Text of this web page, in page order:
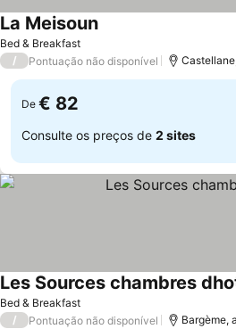
Bed & Breakfast
La MeisounVer preços
/ Pontuação não disponível
De € 82
Consulte os preços de 2 sites
Bed & Breakfast
Les Sources chambres
/ Pontuação não disponível Bargème,